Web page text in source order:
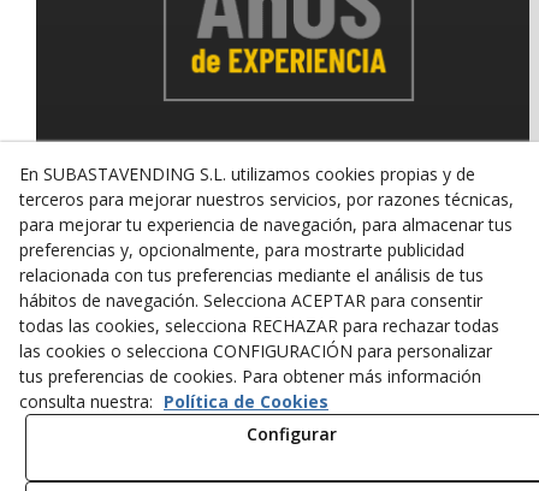
© 08/2026 SUBASTAVENDING SL - Todos los derechos
reservados.
Política de Privacidad Aviso Legal Política de Cookies
En SUBASTAVENDING S.L. utilizamos cookies propias y de
terceros para mejorar nuestros servicios, por razones técnicas,
para mejorar tu experiencia de navegación, para almacenar tus
preferencias y, opcionalmente, para mostrarte publicidad
relacionada con tus preferencias mediante el análisis de tus
hábitos de navegación. Selecciona ACEPTAR para consentir
todas las cookies, selecciona RECHAZAR para rechazar todas
las cookies o selecciona CONFIGURACIÓN para personalizar
tus preferencias de cookies. Para obtener más información
consulta nuestra: Política de Cookies
Configurar